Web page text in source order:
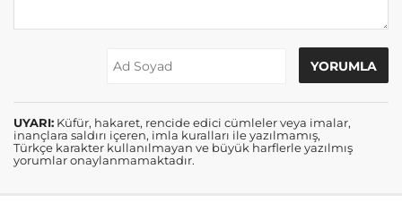
UYARI: Küfür, hakaret, rencide edici cümleler veya imalar,
inançlara saldırı içeren, imla kuralları ile yazılmamış,
Türkçe karakter kullanılmayan ve büyük harflerle yazılmış
yorumlar onaylanmamaktadır.